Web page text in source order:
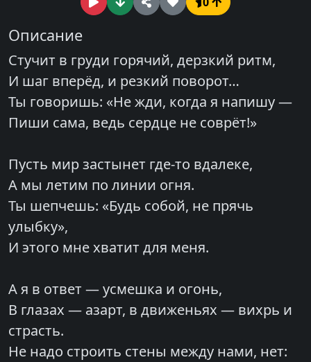
Описание
Стучит в груди горячий, дерзкий ритм,
И шаг вперёд, и резкий поворот…
Ты говоришь: «Не жди, когда я напишу —
Пиши сама, ведь сердце не соврёт!»
Пусть мир застынет где-то вдалеке,
А мы летим по линии огня.
Ты шепчешь: «Будь собой, не прячь
улыбку»,
И этого мне хватит для меня.
А я в ответ — усмешка и огонь,
В глазах — азарт, в движеньях — вихрь и
страсть.
Не надо строить стены между нами, нет: